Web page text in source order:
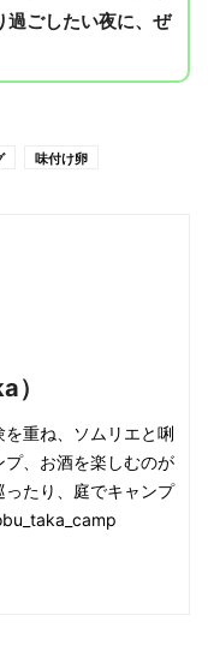
過ごしたい夜に、ぜ
味付け卵
）
重ね、ソムリエと唎
、お酒を楽しむのが
たり、庭でキャンプ